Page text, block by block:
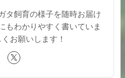
タ飼育の様子を随時お届け
もわかりやすく書いていま
お願いします！